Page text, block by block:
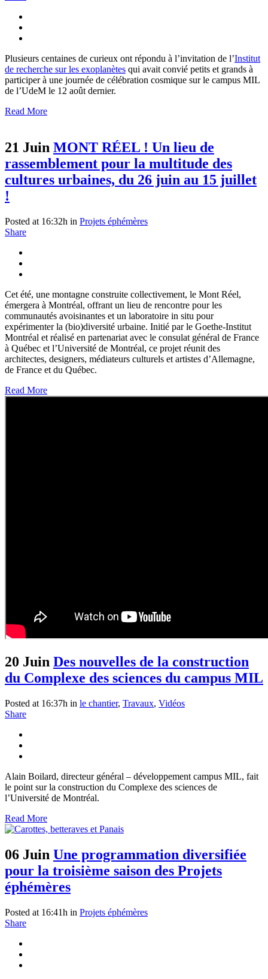
Plusieurs centaines de curieux ont répondu à l’invitation de l’Institut
de recherche sur les exoplanètes qui avait convié petits et grands à
participer à une journée de célébration cosmique sur le campus MIL
de l’UdeM le 12 août dernier.
Read More
21 Juin MONT RÉEL ! Un lieu de
rassemblement pour la multitude des
cultures urbaines, du 26 juin au 15 juillet
!
Posted at 16:32h in Projets éphémères
Share
Cet été, une montagne construite collectivement, le Mont Réel,
émergera à Montréal, offrant un lieu de rencontre pour les
communautés avoisinantes et un laboratoire in situ pour
expérimenter la (bio)diversité urbaine. Initié par le Goethe-Institut
Montréal et réalisé en partenariat avec le consulat général de France
à Québec et l’Université de Montréal, ce projet réunit des
architectes, designers, médiateurs culturels et artistes d’Allemagne,
de France et du Québec.
Read More
20 Juin Des nouvelles de la construction
du Complexe des sciences du campus MIL
Posted at 16:37h in le chantier, Travaux, Vidéos
Share
Alain Boilard, directeur général – développement campus MIL, fait
le point sur la construction du Complexe des sciences de
l’Université de Montréal.
Read More
06 Juin Une programmation diversifiée
pour la troisième saison des Projets
éphémères
Posted at 16:41h in Projets éphémères
Share